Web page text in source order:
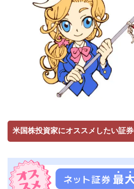
米国株投資家にオススメしたい証券